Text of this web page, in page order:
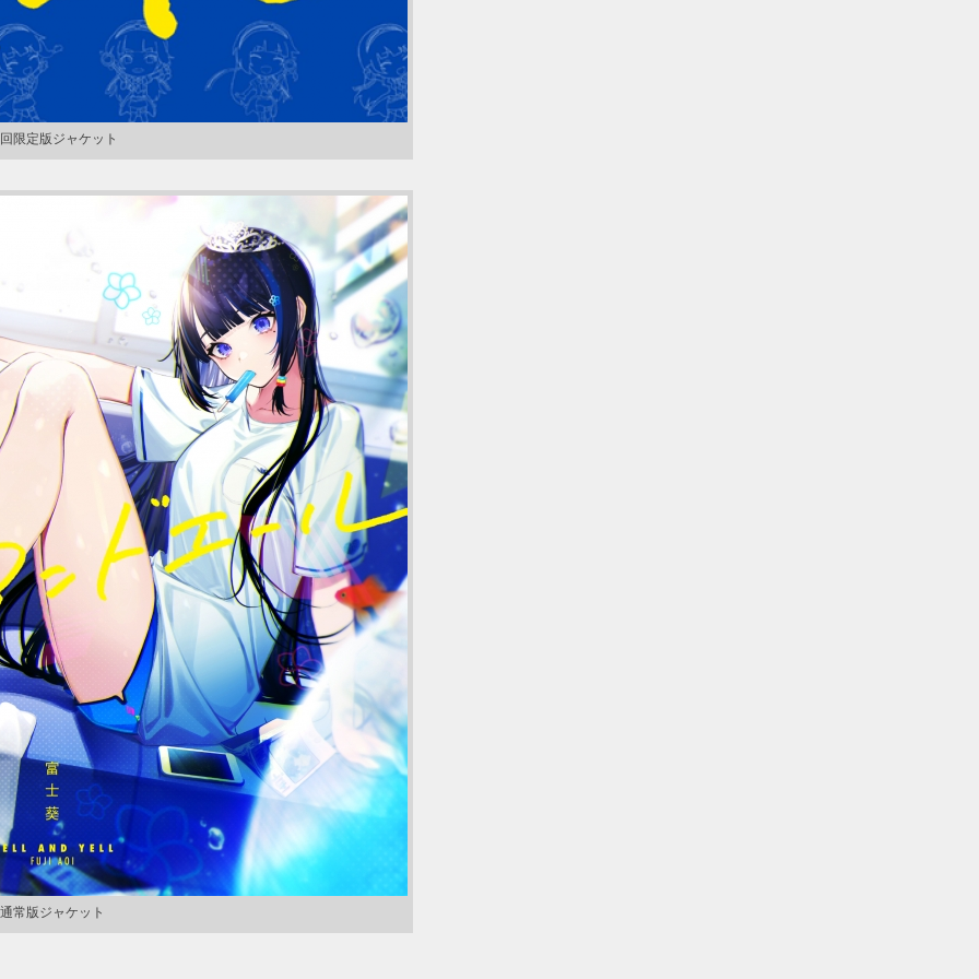
限定版ジャケット
通常版ジャケット